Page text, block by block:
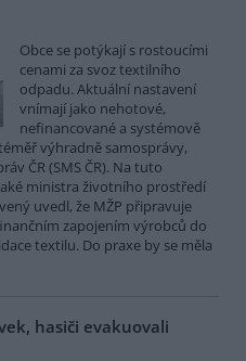
Obce se potýkají s rostoucími
cenami za svoz textilního
odpadu. Aktuální nastavení
vnímají jako nehotové,
nefinancované a systémově
výhradně samosprávy,
ČR (SMS ČR). Na tuto
ministra životního prostředí
uvedl, že MŽP připravuje
zapojením výrobců do
textilu. Do praxe by se měla
hasiči evakuovali